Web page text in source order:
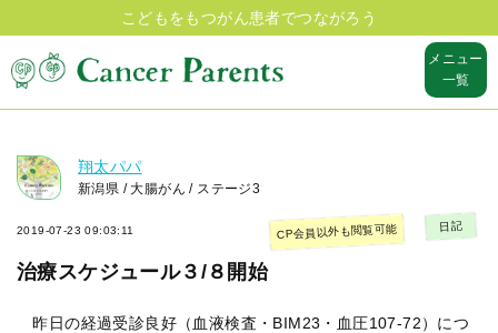
こどもをもつがん患者でつながろう
メニュー
一覧
翔太パパ
新潟県 / 大腸がん / ステージ3
2019-07-23 09:03:11
治療スケジュール３/８開始
CP会員以外も閲覧可能 日記
昨日の経過受診良好（血液検査・BIM23・血圧107-72）につ